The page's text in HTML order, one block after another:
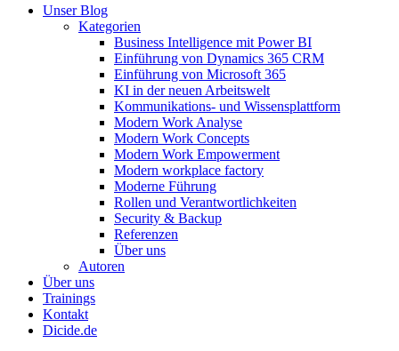
Close
Unser Blog
Kategorien
Business Intelligence mit Power BI
Einführung von Dynamics 365 CRM
Einführung von Microsoft 365
KI in der neuen Arbeitswelt
Kommunikations- und Wissensplattform
Modern Work Analyse
Modern Work Concepts
Modern Work Empowerment
Modern workplace factory
Moderne Führung
Rollen und Verantwortlichkeiten
Security & Backup
Referenzen
Über uns
Autoren
Über uns
Trainings
Kontakt
Dicide.de